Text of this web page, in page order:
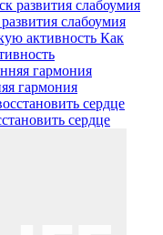
слабоумия
Как
гармония
сердце